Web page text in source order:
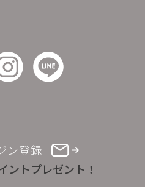
ン登録
ントプレゼント！